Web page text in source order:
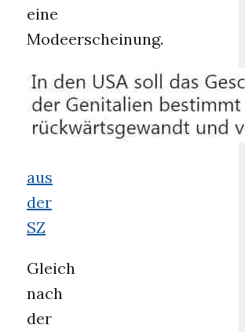
eine
Modeerscheinung.
aus
der
SZ
Gleich
nach
der